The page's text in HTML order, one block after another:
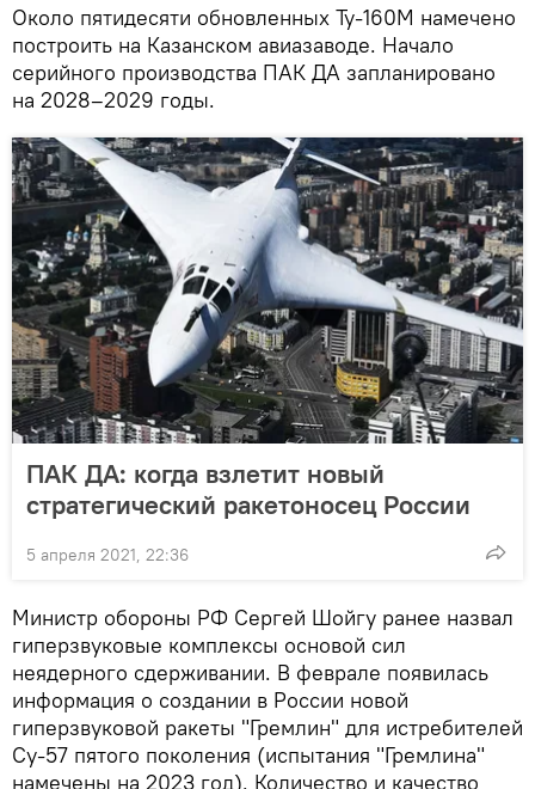
Около пятидесяти обновленных Ту-160М намечено
построить на Казанском авиазаводе. Начало
серийного производства ПАК ДА запланировано
на 2028–2029 годы.
ПАК ДА: когда взлетит новый
стратегический ракетоносец России
5 апреля 2021, 22:36
Министр обороны РФ Сергей Шойгу ранее назвал
гиперзвуковые комплексы основой сил
неядерного сдерживании. В феврале появилась
информация о создании в России новой
гиперзвуковой ракеты "Гремлин" для истребителей
Су-57 пятого поколения (испытания "Гремлина"
намечены на 2023 год). Количество и качество